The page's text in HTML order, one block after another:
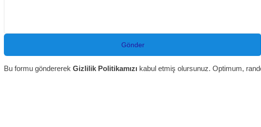
Gönder
Bu formu göndererek Gizlilik Politikamızı kabul etmiş olursunuz. Optimum,